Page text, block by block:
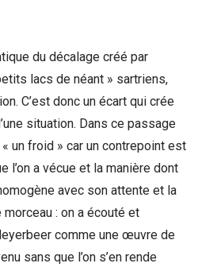
du décalage créé par
lacs de néant » sartriens,
C’est donc un écart qui crée
situation. Dans ce passage
un froid » car un contrepoint est
l’on a vécue et la manière dont
avec son attente et la
: on a écouté et
comme une œuvre de
sans que l’on s’en rende